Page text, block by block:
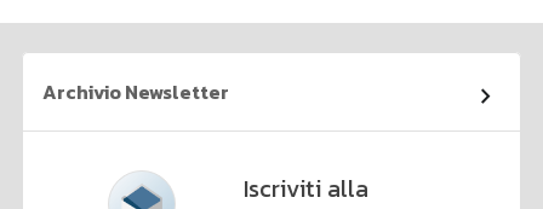
Archivio Newsletter
Iscriviti alla